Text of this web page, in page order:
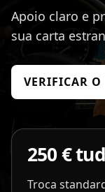
Apoio claro e
sua carta
VERIFICAR O
250 €
Troca